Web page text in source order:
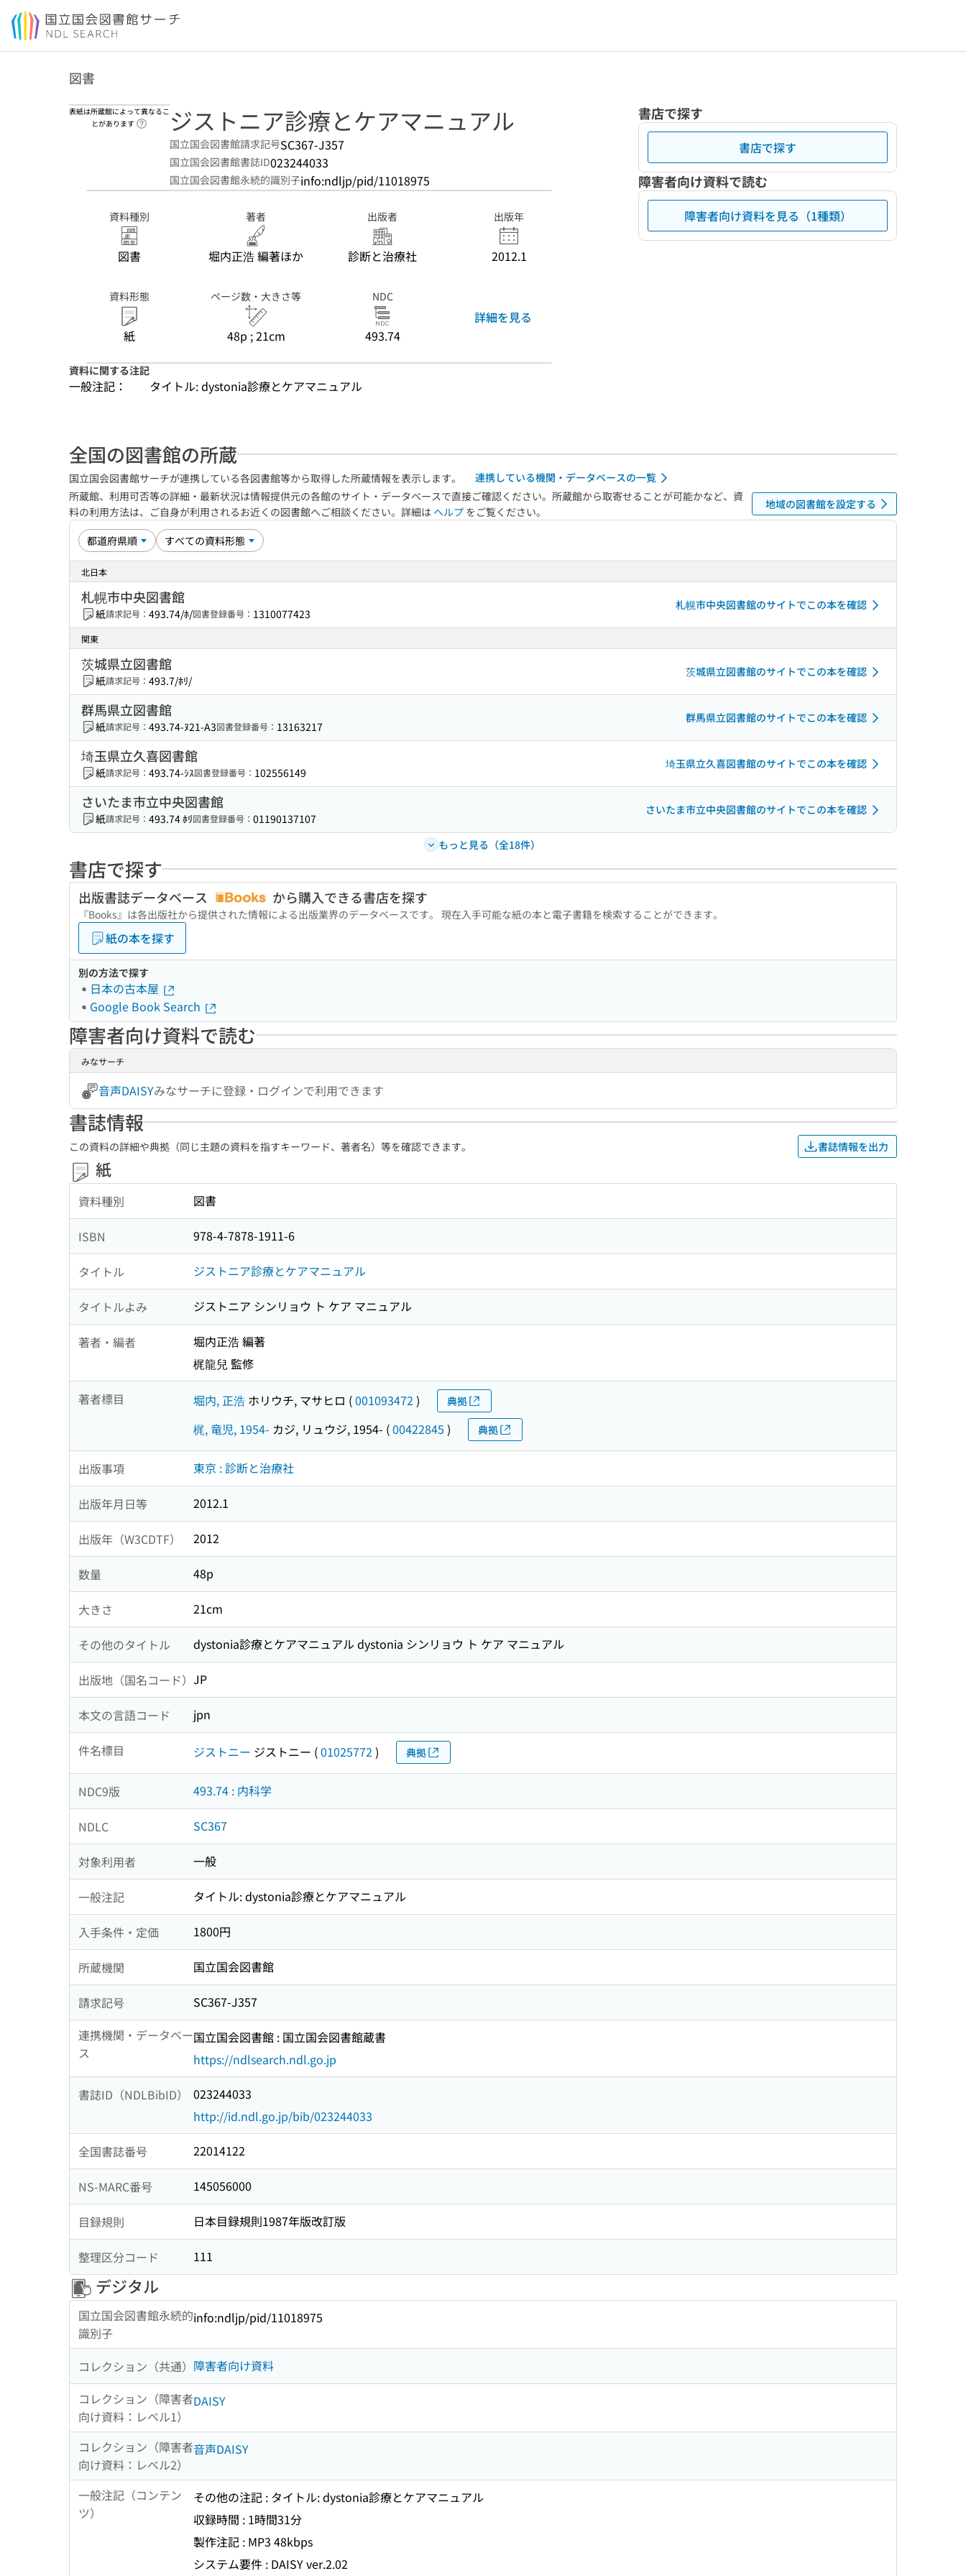
本文へ移動
図書
表紙は所蔵館によって異なるこ
とがあります
ヘルプページへのリンク
ジストニア診療とケアマニュアル
国立国会図書館請求記号SC367-J357
国立国会図書館書誌ID023244033
国立国会図書館永続的識別子info:ndljp/pid/11018975
資料種別
図書
著者
堀内正浩 編著ほか
出版者
診断と治療社
出版年
2012.1
資料形態
紙
ページ数・大きさ等
48p ; 21cm
NDC
493.74
詳細を見る
資料に関する注記
一般注記： タイトル: dystonia診療とケアマニュアル
書店で探す
書店で探す
障害者向け資料で読む
障害者向け資料を見る（1種類）
全国の図書館の所蔵
国立国会図書館サーチが連携している各図書館等から取得した所蔵情報を表示します。
連携している機関・データベースの一覧
所蔵館、利用可否等の詳細・最新状況は情報提供元の各館のサイト・データベースで直接ご確認ください。所蔵館から取寄せることが可能かなど、資
料の利用方法は、ご自身が利用されるお近くの図書館へご相談ください。詳細は ヘルプ をご覧ください。
地域の図書館を設定する
北日本
札幌市中央図書館
紙請求記号： 493.74/ﾎ/図書登録番号： 1310077423
札幌市中央図書館のサイトでこの本を確認
関東
茨城県立図書館
紙請求記号： 493.7/ﾎﾘ/
茨城県立図書館のサイトでこの本を確認
群馬県立図書館
紙請求記号： 493.74-ﾇ21-A3図書登録番号： 13163217
群馬県立図書館のサイトでこの本を確認
埼玉県立久喜図書館
紙請求記号： 493.74-ｼｽ図書登録番号： 102556149
埼玉県立久喜図書館のサイトでこの本を確認
さいたま市立中央図書館
紙請求記号： 493.74 ﾎﾘ図書登録番号： 01190137107
さいたま市立中央図書館のサイトでこの本を確認
もっと見る（全18件）
書店で探す
出版書誌データベース から購入できる書店を探す
『Books』は各出版社から提供された情報による出版業界のデータベースです。 現在入手可能な紙の本と電子書籍を検索することができます。
紙の本を探す
別の方法で探す
日本の古本屋
Google Book Search
障害者向け資料で読む
みなサーチ
音声DAISYみなサーチに登録・ログインで利用できます
書誌情報
この資料の詳細や典拠（同じ主題の資料を指すキーワード、著者名）等を確認できます。 書誌情報を出力
紙
資料種別 図書
ISBN 978-4-7878-1911-6
タイトル ジストニア診療とケアマニュアル
タイトルよみ ジストニア シンリョウ ト ケア マニュアル
著者・編者
堀内正浩 編著
梶龍兒 監修
著者標目 堀内, 正浩 ホリウチ, マサヒロ (001093472 ) 典拠
梶, 竜児, 1954- カジ, リュウジ, 1954- (00422845 ) 典拠
出版事項 東京 : 診断と治療社
出版年月日等 2012.1
出版年（W3CDTF） 2012
数量 48p
大きさ 21cm
その他のタイトル dystonia診療とケアマニュアル dystonia シンリョウ ト ケア マニュアル
出版地（国名コード） JP
本文の言語コード jpn
件名標目 ジストニー ジストニー (01025772 ) 典拠
NDC9版 493.74 : 内科学
NDLC SC367
対象利用者 一般
一般注記 タイトル: dystonia診療とケアマニュアル
入手条件・定価 1800円
所蔵機関 国立国会図書館
請求記号
SC367-J357
連携機関・データベー
ス
国立国会図書館 : 国立国会図書館蔵書
https://ndlsearch.ndl.go.jp
書誌ID（NDLBibID）
023244033
http://id.ndl.go.jp/bib/023244033
全国書誌番号 22014122
NS-MARC番号 145056000
目録規則 日本目録規則1987年版改訂版
整理区分コード 111
デジタル
国立国会図書館永続的
識別子
info:ndljp/pid/11018975
コレクション（共通） 障害者向け資料
コレクション（障害者
向け資料：レベル1）
DAISY
コレクション（障害者
向け資料：レベル2）
音声DAISY
一般注記（コンテン
ツ）
その他の注記 : タイトル: dystonia診療とケアマニュアル
収録時間 : 1時間31分
製作注記 : MP3 48kbps
システム要件 : DAISY ver.2.02